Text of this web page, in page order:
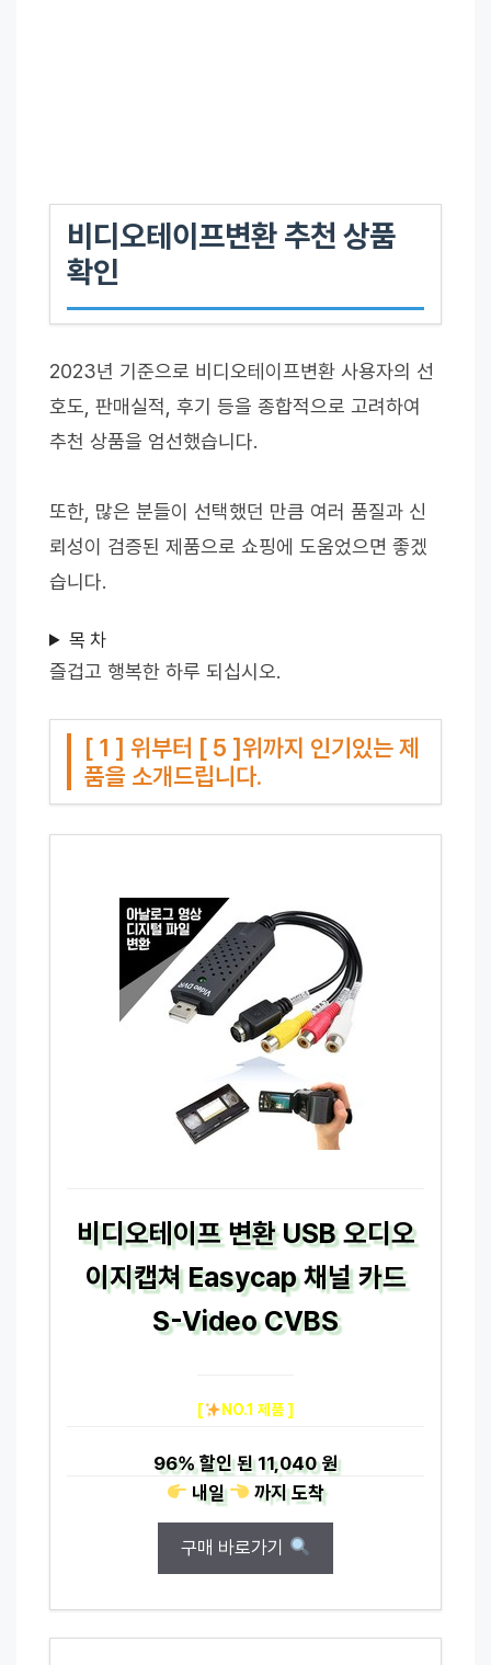
비디오테이프변환 추천 상품
확인
2023년 기준으로 비디오테이프변환 사용자의 선
호도, 판매실적, 후기 등을 종합적으로 고려하여
추천 상품을 엄선했습니다.
또한, 많은 분들이 선택했던 만큼 여러 품질과 신
뢰성이 검증된 제품으로 쇼핑에 도움었으면 좋겠
습니다.
목 차
즐겁고 행복한 하루 되십시오.
[ 1 ] 위부터 [ 5 ]위까지 인기있는 제
품을 소개드립니다.
비디오테이프 변환 USB 오디오
이지캡쳐 Easycap 채널 카드
S-Video CVBS
[ NO.1 제품 ]
96%할인 된11,040 원
내일
까지도착
구매 바로가기